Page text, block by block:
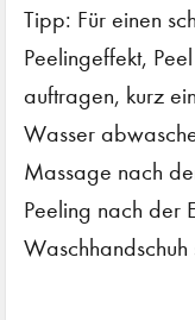
Tipp: Für einen
Peelingeffekt,
auftragen, kurz
Wasser
Massage nach
Peeling nach der